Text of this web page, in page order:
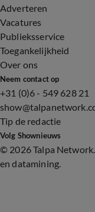
Adverteren
Vacatures
Publieksservice
Toegankelijkheid
Over ons
Neem contact op
+31 (0)6 - 549 628 21
Tip de redactie
Volg Shownieuws
© 2026 Talpa
en datamining.